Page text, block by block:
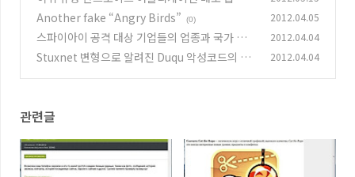
이트
(0)
Another fake “Angry Birds” (0) 2012.04.05
스파이아이 공격 대상 기업들의 업종과 국가 분
석 (0)
2012.04.04
Stuxnet 변형으로 알려진 Duqu 악성코드의 다
2012.04.04
관련글